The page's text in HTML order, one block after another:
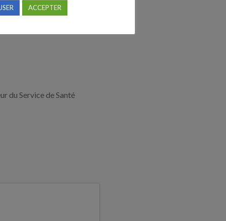
du Service de Santé
ACCEPTER